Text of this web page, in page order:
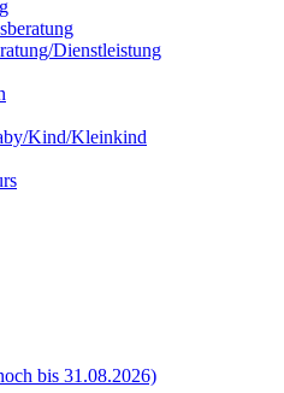
Dienstleistung
Kind/Kleinkind
bis 31.08.2026)